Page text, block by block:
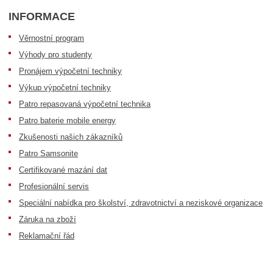
INFORMACE
Věrnostní program
Výhody pro studenty
Pronájem výpočetní techniky
Výkup výpočetní techniky
Patro repasovaná výpočetní technika
Patro baterie mobile energy
Zkušenosti našich zákazníků
Patro Samsonite
Certifikované mazání dat
Profesionální servis
Speciální nabídka pro školství, zdravotnictví a neziskové organizace
Záruka na zboží
Reklamační řád